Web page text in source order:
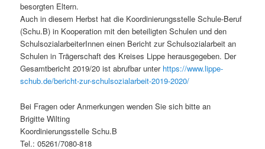
besorgten Eltern.
Auch in diesem Herbst hat die Koordinierungsstelle Schule-Beruf
(Schu.B) in Kooperation mit den beteiligten Schulen und den
SchulsozialarbeiterInnen einen Bericht zur Schulsozialarbeit an
Schulen in Trägerschaft des Kreises Lippe herausgegeben. Der
Gesamtbericht 2019/20 ist abrufbar unter https://www.lippe-
schub.de/bericht-zur-schulsozialarbeit-2019-2020/
Bei Fragen oder Anmerkungen wenden Sie sich bitte an
Brigitte Wilting
Koordinierungsstelle Schu.B
Tel.: 05261/7080-818